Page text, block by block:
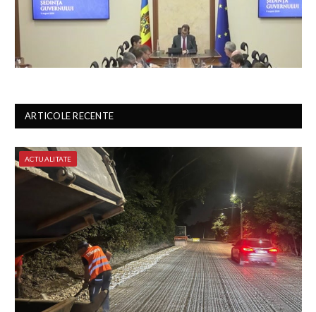
ARTICOLE RECENTE
ACTUALITATE